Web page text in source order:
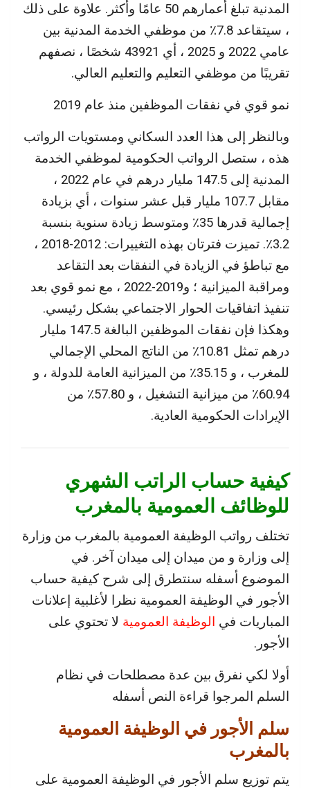
المدنية تبلغ أعمارهم 50 عامًا وأكثر. علاوة على ذلك
، سيتقاعد 7.8٪ من موظفي الخدمة المدنية بين
عامي 2022 و 2025 ، أي 43921 شخصًا ، نصفهم
تقريبًا من موظفي التعليم والتعليم العالي.
نمو قوي في نفقات الموظفين منذ عام 2019
وبالنظر إلى هذا العدد السكاني ومستويات الرواتب
هذه ، ستصل الرواتب الحكومية لموظفي الخدمة
المدنية إلى 147.5 مليار درهم في عام 2022 ،
مقابل 107.7 مليار قبل عشر سنوات ، أي بزيادة
إجمالية قدرها 35٪ ومتوسط ​​زيادة سنوية بنسبة
3.2٪. تميزت فترتان بهذه التغييرات: 2012-2018 ،
مع تباطؤ في الزيادة في النفقات بعد التقاعد
ومراقبة الميزانية ؛ و2019-2022 ، مع نمو قوي بعد
تنفيذ اتفاقيات الحوار الاجتماعي بشكل رئيسي.
وهكذا فإن نفقات الموظفين البالغة 147.5 مليار
درهم تمثل 10.81٪ من الناتج المحلي الإجمالي
للمغرب ، و 35.15٪ من الميزانية العامة للدولة ، و
60.94٪ من ميزانية التشغيل ، و 57.80٪ من
الإيرادات الحكومية العادية.
كيفية حساب الراتب الشهري
للوظائف العمومية بالمغرب
تختلف رواتب الوظيفة العمومية بالمغرب من وزارة
إلى وزارة و من ميدان إلى ميدان آخر. في
الموضوع أسفله سنتطرق إلى شرح كيفية حساب
الأجور في الوظيفة العمومية نظرا لأغلبية إعلانات
المباريات في الوظيفة العمومية لا تحتوي على
الأجور.
أولا لكي نفرق بين عدة مصطلحات في نظام
السلم المرجوا قراءة النص أسفله
سلم الأجور في الوظيفة العمومية
بالمغرب
يتم توزيع سلم الأجور في الوظيفة العمومية على